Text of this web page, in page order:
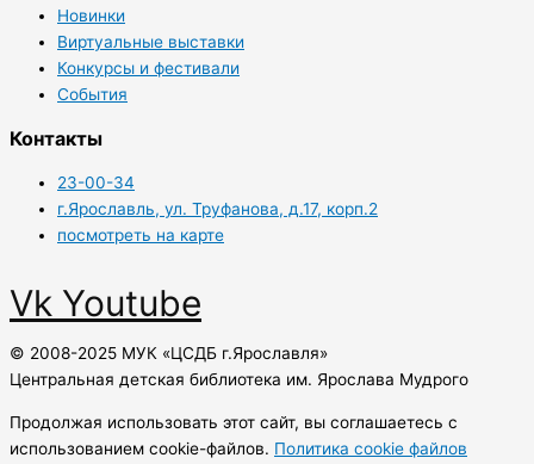
Новинки
Виртуальные выставки
Конкурсы и фестивали
События
Контакты
23-00-34
г.Ярославль, ул. Труфанова, д.17, корп.2
посмотреть на карте
Vk Youtube
© 2008-2025 МУК «ЦСДБ г.Ярославля»
Центральная детская библиотека им. Ярослава Мудрого
Продолжая использовать этот сайт, вы соглашаетесь с
использованием cookie-файлов. Политика cookie файлов